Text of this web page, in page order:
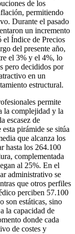
de los
permitiendo
Durante el pasado
un incremento
el Índice de Precios
del presente año,
el 3% y el 4%, lo
pero decididos por
en un
estructural.
permite
la complejidad y la
escasez de
pirámide se sitúa
que alcanza los
hasta los 264.100
complementada
al 25%. En el
administrativo se
que otros perfiles
perciben 57.100
son estáticas, sino
la capacidad de
donde cada
de costes y